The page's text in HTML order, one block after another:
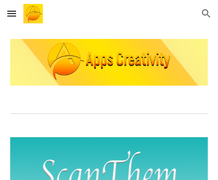
Skip to main content Skip to navigation